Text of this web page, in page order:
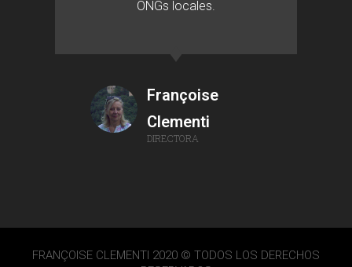
ONGs locales.
Françoise
Clementi
DIRECTORA
FRANÇOISE CLEMENTI 2020 © TODOS LOS DERECHOS